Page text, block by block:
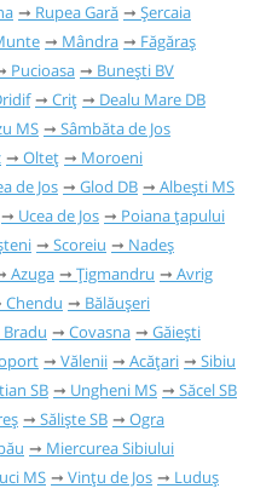
Rupea Gară
Șercaia
Mândra
Făgăraș
Pucioasa
Bunești BV
Criț
Dealu Mare DB
MS
Sâmbăta de Jos
Olteț
Moroeni
de Jos Glod DB
Albești MS
Ucea de Jos
Poiana țapului
Scoreiu
Nadeș
Azuga Țigmandru
Avrig
Chendu
Bălăușeri
Bradu Covasna
Găieşti
Vălenii Acățari
Sibiu
SB Ungheni MS
Săcel SB
Săliște SB
Ogra
Miercurea Sibiului
MS Vințu de Jos
Luduș